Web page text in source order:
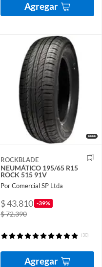
Agregar
ROCKBLADE
NEUMÁTICO 195/65 R15
ROCK 515 91V
Por Comercial SP Ltda
$ 43.810 -39%
$ 72.390
(30)
Agregar